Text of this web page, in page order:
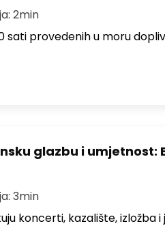
2min
sati provedenih u moru
glazbu i umjetnost:
3min
koncerti, kazalište, izložba